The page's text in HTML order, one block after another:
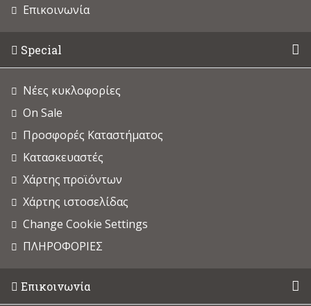
Επικοινωνία
Special
Νέες κυκλοφορίες
On Sale
Προσφορές Καταστήματος
Κατασκευαστές
Χάρτης προϊόντων
Χάρτης ιστοσελίδας
Change Cookie Settings
ΠΛΗΡΟΦΟΡΙΕΣ
Επικοινωνία